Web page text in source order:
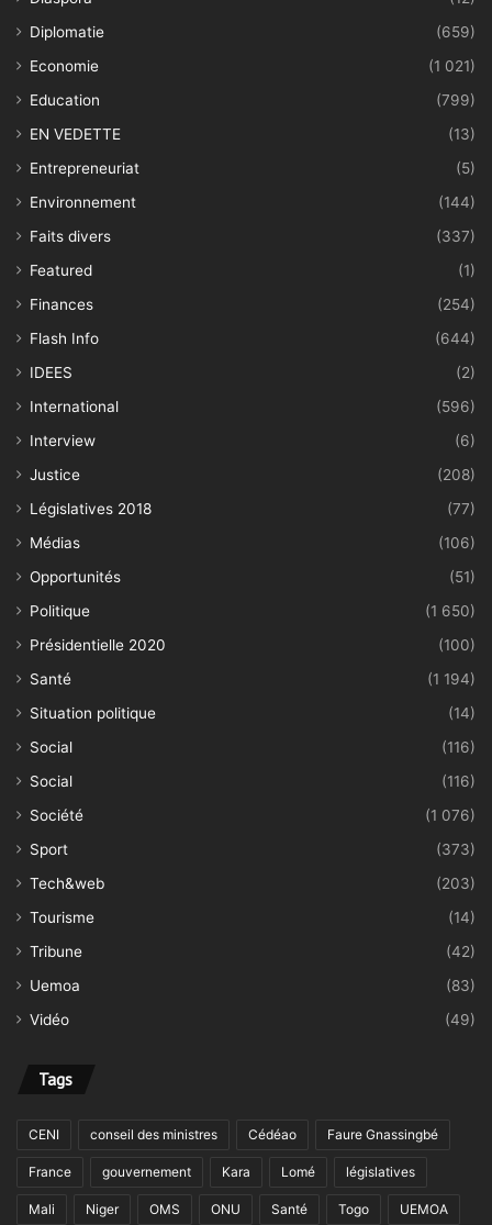
Diplomatie
(659)
Economie
(1 021)
Education
(799)
EN VEDETTE
(13)
Entrepreneuriat
(5)
Environnement
(144)
Faits divers
(337)
Featured
(1)
Finances
(254)
Flash Info
(644)
IDEES
(2)
International
(596)
Interview
(6)
Justice
(208)
Législatives 2018
(77)
Médias
(106)
Opportunités
(51)
Politique
(1 650)
Présidentielle 2020
(100)
Santé
(1 194)
Situation politique
(14)
Social
(116)
Social
(116)
Société
(1 076)
Sport
(373)
Tech&web
(203)
Tourisme
(14)
Tribune
(42)
Uemoa
(83)
Vidéo
(49)
Tags
CENI conseil des ministres Cédéao Faure Gnassingbé
France gouvernement Kara Lomé législatives
Mali Niger OMS ONU Santé Togo UEMOA